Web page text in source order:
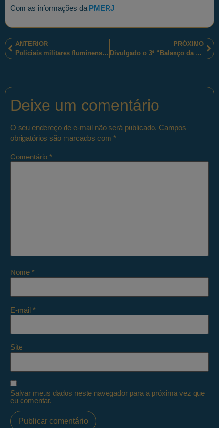
Com as informações da PMERJ
ANTERIOR
Policiais militares fluminenses da Corregedoria da Instituição Militar Estadual prenderam “sete milicianos que atuavam na Baixada Fluminense”
PRÓXIMO
Divulgado o 3º “Balanço da Operação Manutenção da Ordem” dos policiais militares brasilienses
Deixe um comentário
O seu endereço de e-mail não será publicado. Campos
obrigatórios são marcados com *
Comentário *
Nome *
E-mail *
Site
Salvar meus dados neste navegador para a próxima vez que
eu comentar.